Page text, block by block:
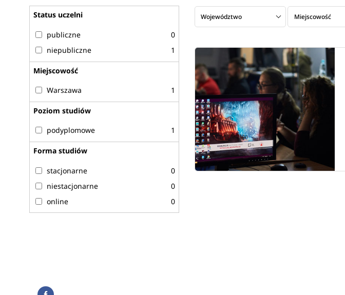
Województwo Miejscowość
Status uczelni
publiczne
0
niepubliczne
1
Miejscowość
Warszawa 1
Poziom studiów
podyplomowe 1
Forma studiów
stacjonarne
0
niestacjonarne
0
online
0